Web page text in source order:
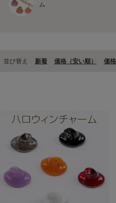
ム
並び替え 新着 価格（安い順） 価